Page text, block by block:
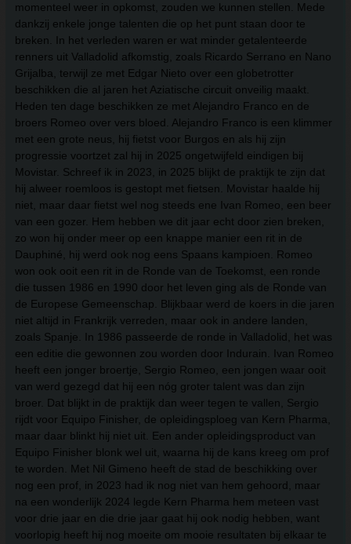
momenteel weer in opkomst, zouden we kunnen stellen. Mede
dankzij enkele jonge talenten die op het punt staan door te
breken. In het verleden waren er wat minder getalenteerde
renners uit Valladolid afkomstig, zoals Ricardo Serrano en Nano
Grijalba, terwijl ze met Edgar Nieto over een globetrotter
beschikken die al jaren het Aziatische circuit onveilig maakt.
Heden ten dage beschikken ze met Alejandro Franco en de
broers Romeo over vers bloed. Alejandro Franco is een klimmer
met een grote neus, hij fietst voor Burgos en als hij zijn
progressie voortzet zal hij in 2025 ongetwijfeld eindigen bij
Movistar. Schreef ik in 2023, in 2025 blijkt de praktijk te zijn dat
hij alweer roemloos is gestopt met fietsen. Movistar haalde hij
niet, maar daar fietst wel nog steeds ene Ivan Romeo, een beer
van een gozer. Hem hebben we dit jaar echt door zien breken,
zo won hij onder meer op een knappe manier een rit in de
Dauphiné, hij werd ook nog eens Spaans kampioen. Romeo
won ook ooit een rit in de Ronde van de Toekomst, een ronde
die tussen 1986 en 1990 door het leven ging als de Ronde van
de Europese Gemeenschap. Blijkbaar werd de koers in die jaren
niet altijd in Frankrijk verreden, maar ook in andere landen,
zoals Spanje. In 1986 passeerde de ronde in Valladolid, het was
een editie die gewonnen zou worden door Indurain. Ivan Romeo
heeft een jonger broertje, Sergio Romeo, een jongen waar ooit
van werd gezegd dat hij een nóg groter talent was dan zijn
broer. Dat blijkt in de praktijk dan weer tegen te vallen, Sergio
rijdt voor Equipo Finisher, de opleidingsploeg van Kern Pharma,
maar daar blinkt hij niet uit. Een ander opleidingsproduct van
Equipo Finisher blonk wel uit, waarna hij de kans kreeg om prof
te worden. Met Nil Gimeno heeft de stad de beschikking over
nog een prof, in 2023 had ik nog niet van hem gehoord, maar
na een wonderlijk 2024 legde Kern Pharma hem meteen vast
voor drie jaar en die drie jaar gaat hij ook nodig hebben, want
voorlopig heeft hij nog moeite om mooie resultaten bij elkaar te